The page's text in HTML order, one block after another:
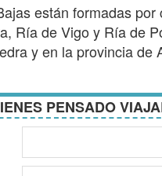
están formadas
Ría de Vigo y Ría de
y en la provincia de
PENSADO